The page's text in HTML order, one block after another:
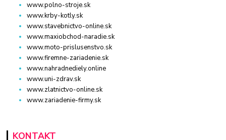
www.polno-stroje.sk
www.krby-kotly.sk
www.stavebnictvo-online.sk
www.maxiobchod-naradie.sk
www.moto-prislusenstvo.sk
www.firemne-zariadenie.sk
www.nahradnediely.online
www.uni-zdrav.sk
www.zlatnictvo-online.sk
www.zariadenie-firmy.sk
KONTAKT